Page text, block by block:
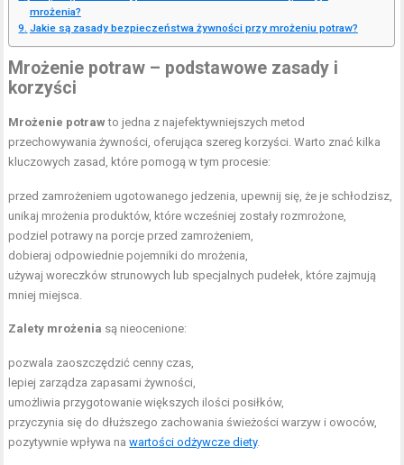
mrożenia?
Jakie są zasady bezpieczeństwa żywności przy mrożeniu potraw?
Mrożenie potraw – podstawowe zasady i
korzyści
Mrożenie potrawto jedna z najefektywniejszych metod
przechowywania żywności, oferująca szereg korzyści. Warto znać kilka
kluczowych zasad, które pomogą w tym procesie:
przed zamrożeniem ugotowanego jedzenia, upewnij się, że je schłodzisz,
unikaj mrożenia produktów, które wcześniej zostały rozmrożone,
podziel potrawy na porcje przed zamrożeniem,
dobieraj odpowiednie pojemniki do mrożenia,
używaj woreczków strunowych lub specjalnych pudełek, które zajmują
mniej miejsca.
Zalety mrożenia są nieocenione:
pozwala zaoszczędzić cenny czas,
lepiej zarządza zapasami żywności,
umożliwia przygotowanie większych ilości posiłków,
przyczynia się do dłuższego zachowania świeżości warzyw i owoców,
pozytywnie wpływa nawartości odżywcze diety.